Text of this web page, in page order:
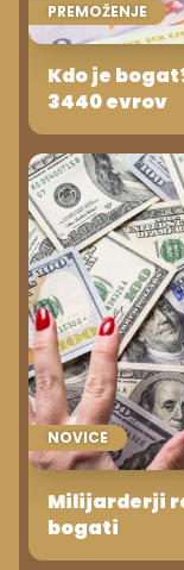
PREMOŽENJE
Kdo je
3440 evrov
NOVICE
Milijarderji
bogati